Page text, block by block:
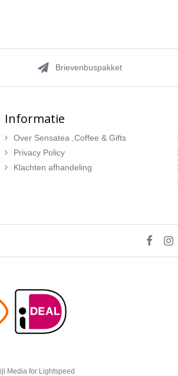
Brievenbuspakket
Informatie
Over Sensatea ,Coffee & Gifts
Privacy Policy
Klachten afhandeling
Media for Lightspeed